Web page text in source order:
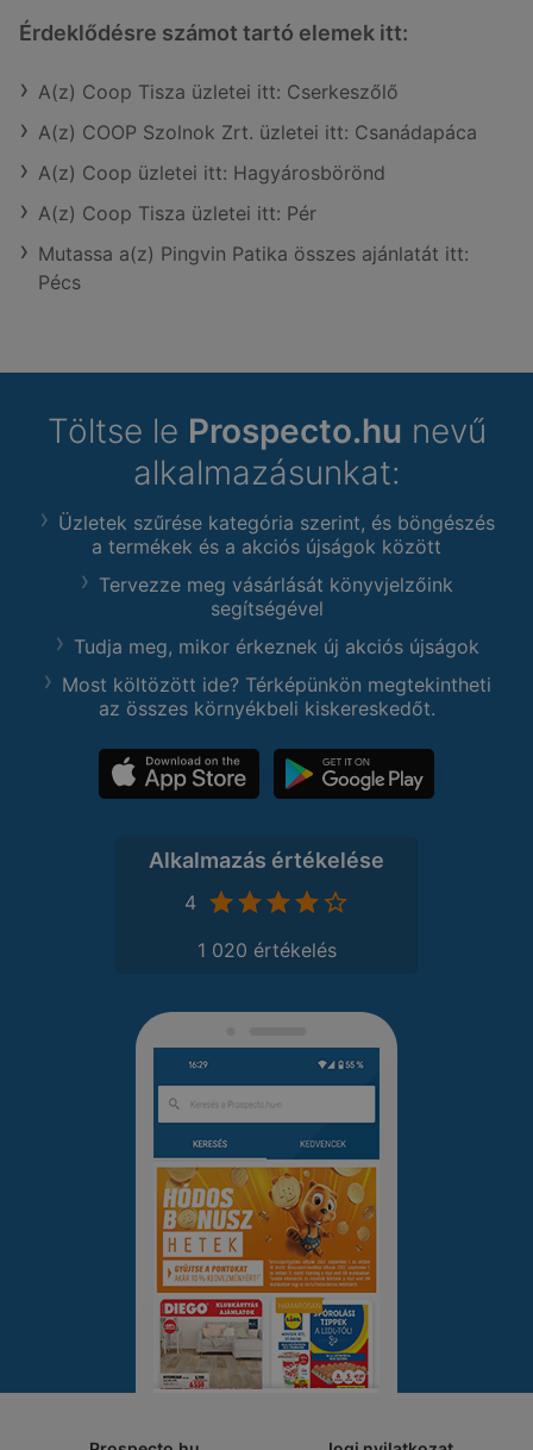
Érdeklődésre számot tartó elemek itt:
A(z) Coop Tisza üzletei itt: Cserkeszőlő
A(z) COOP Szolnok Zrt. üzletei itt: Csanádapáca
A(z) Coop üzletei itt: Hagyárosbörönd
A(z) Coop Tisza üzletei itt: Pér
Mutassa a(z) Pingvin Patika összes ajánlatát itt:
Pécs
Töltse le Prospecto.hu nevű
alkalmazásunkat:
Üzletek szűrése kategória szerint, és böngészés
a termékek és a akciós újságok között
Tervezze meg vásárlását könyvjelzőink
segítségével
Tudja meg, mikor érkeznek új akciós újságok
Most költözött ide? Térképünkön megtekintheti
az összes környékbeli kiskereskedőt.
Alkalmazás értékelése
4
1 020 értékelés